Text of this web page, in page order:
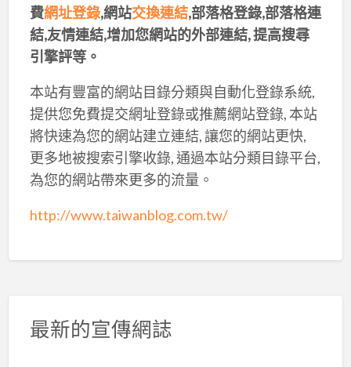
費網址登錄,網站交換連結,部落格登錄,部落格連
結,友情連結,增加您網站的外部連結,提高搜尋
引擎評等。
本站有豐富的網站目錄分類與自動化登錄系統,
提供您免費提交網址登錄或推薦網站登錄, 本站
將快速為您的網站建立連結, 讓您的網站更快,
更多地被搜索引擎收錄, 通過本站分類目錄平台,
為您的網站帶來更多的流量。
http://www.taiwanblog.com.tw/
最新的宣傳網誌